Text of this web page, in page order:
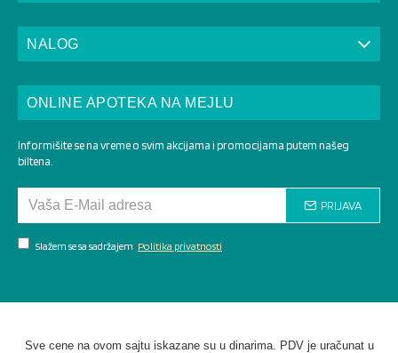
NALOG
ONLINE APOTEKA NA MEJLU
Informišite se na vreme o svim akcijama i promocijama putem našeg
biltena.
PRIJAVA
Slažem se sa sadržajem Politika privatnosti
Sve cene na ovom sajtu iskazane su u dinarima. PDV je uračunat u